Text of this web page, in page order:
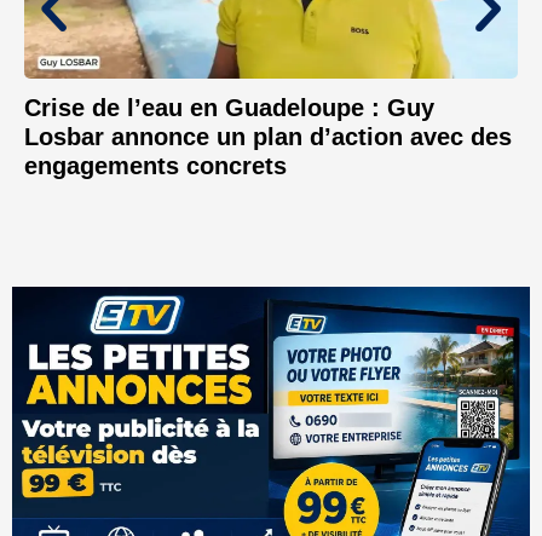
Crise de l’eau en Guadeloupe : Guy
Losbar annonce un plan d’action avec des
engagements concrets